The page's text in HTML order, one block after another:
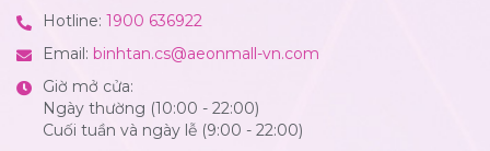
Hotline: 1900 636922
Email: binhtan.cs@aeonmall-vn.com
Giờ mở cửa:
Ngày thường (10:00 - 22:00)
Cuối tuần và ngày lễ (9:00 - 22:00)